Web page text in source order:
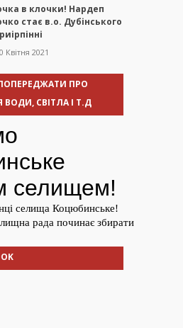
в клочки! Нардеп
стає в.о. Дубінського
Квітня 2021
ПРО
СВІТЛА І Т.Д